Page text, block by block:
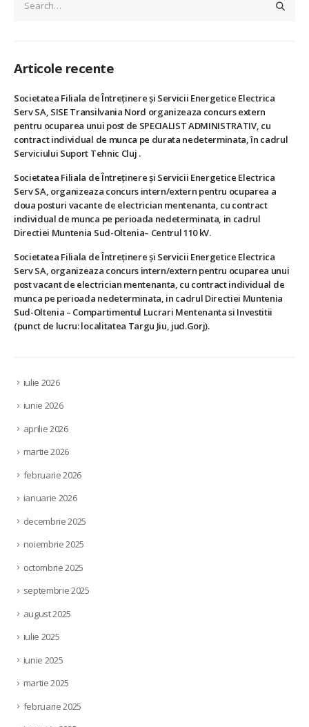
Articole recente
Societatea Filiala de Întreţinere şi Servicii Energetice Electrica
Serv SA, SISE Transilvania Nord organizeaza concurs extern
pentru ocuparea unui post de SPECIALIST ADMINISTRATIV, cu
contract individual de munca pe durata nedeterminata, în cadrul
Serviciului Suport Tehnic Cluj .
Societatea Filiala de Întreţinere şi Servicii Energetice Electrica
Serv SA, organizeaza concurs intern/extern pentru ocuparea a
doua posturi vacante de electrician mentenanta, cu contract
individual de munca pe perioada nedeterminata, in cadrul
Directiei Muntenia Sud-Oltenia– Centrul 110 kV.
Societatea Filiala de Întreţinere şi Servicii Energetice Electrica
Serv SA, organizeaza concurs intern/extern pentru ocuparea unui
post vacant de electrician mentenanta, cu contract individual de
munca pe perioada nedeterminata, in cadrul Directiei Muntenia
Sud-Oltenia – Compartimentul Lucrari Mentenanta si Investitii
(punct de lucru: localitatea Targu Jiu, jud.Gorj).
iulie 2026
iunie 2026
aprilie 2026
martie 2026
februarie 2026
ianuarie 2026
decembrie 2025
noiembrie 2025
octombrie 2025
septembrie 2025
august 2025
iulie 2025
iunie 2025
martie 2025
februarie 2025